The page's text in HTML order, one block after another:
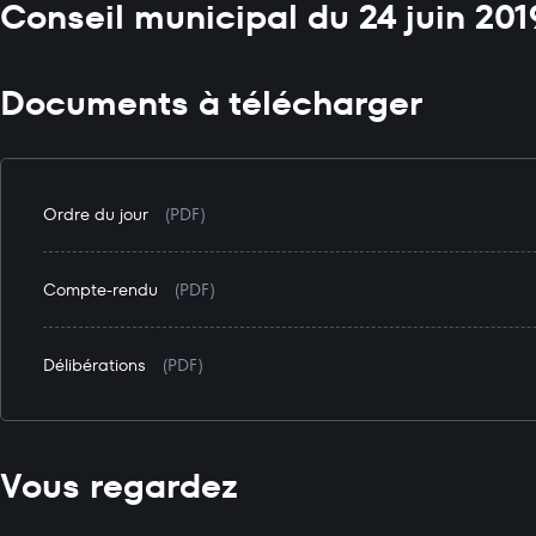
Conseil municipal du 24 juin
Documents à télécharger
Ordre du jour (PDF)
Compte-rendu (PDF)
Délibérations (PDF)
Vous regardez